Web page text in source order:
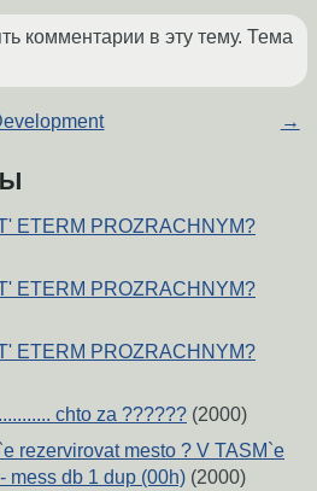
комментарии в эту тему. Тема
→
ETERM PROZRACHNYM?
ETERM PROZRACHNYM?
ETERM PROZRACHNYM?
chto za ?????? (2000)
rezervirovat mesto ? V TASM`e
mess db 1 dup (00h) (2000)